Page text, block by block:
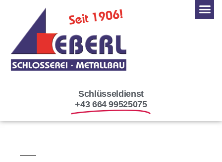
Schlüsseldienst
+43 664 99525075